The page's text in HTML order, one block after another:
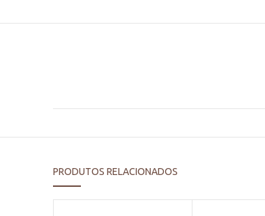
PRODUTOS RELACIONADOS